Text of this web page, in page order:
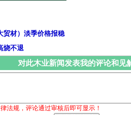
贸材）淡季价格报稳
烧不退
对此木业新闻发表我的评论和见
法规，评论通过审核后即可显示！